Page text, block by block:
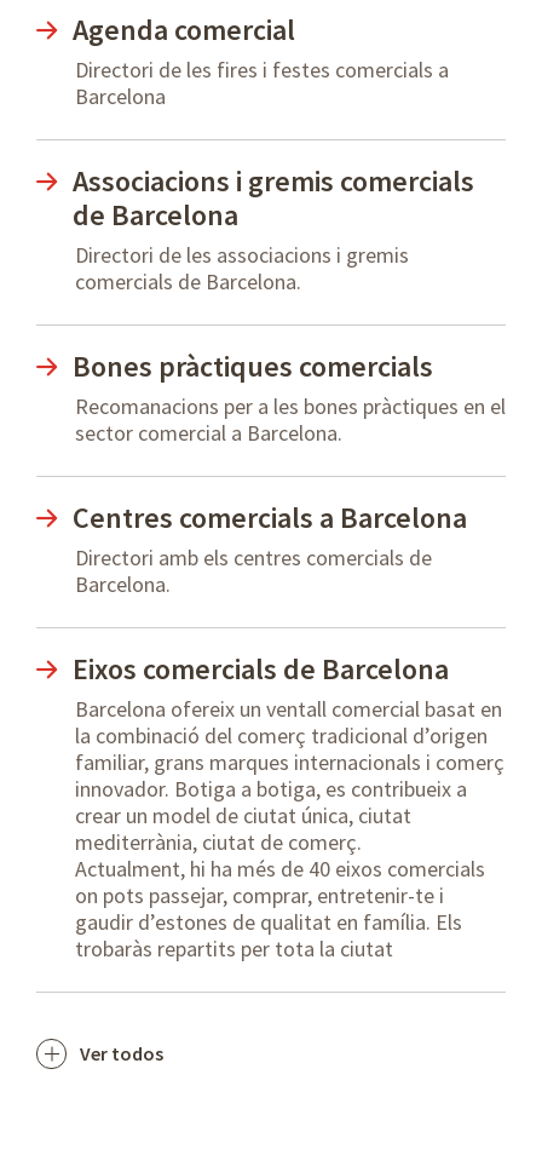
Agenda comercial
Directori de les fires i festes comercials a
Barcelona
Associacions i gremis comercials
de Barcelona
Directori de les associacions i gremis
comercials de Barcelona.
Bones pràctiques comercials
Recomanacions per a les bones pràctiques en el
sector comercial a Barcelona.
Centres comercials a Barcelona
Directori amb els centres comercials de
Barcelona.
Eixos comercials de Barcelona
Barcelona ofereix un ventall comercial basat en
la combinació del comerç tradicional d’origen
familiar, grans marques internacionals i comerç
innovador. Botiga a botiga, es contribueix a
crear un model de ciutat única, ciutat
mediterrània, ciutat de comerç.
Actualment, hi ha més de 40 eixos comercials
on pots passejar, comprar, entretenir-te i
gaudir d’estones de qualitat en família. Els
trobaràs repartits per tota la ciutat
Ver todos